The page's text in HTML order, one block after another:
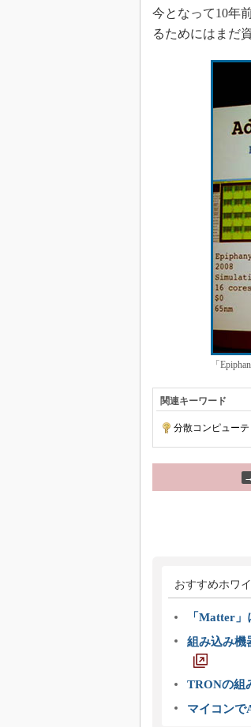
今となって10年
るためにはまだ
「
関連キーワード
分散コンピュー
→
おすすめホワ
「Matter
組み込み機
TRONの組
マイコンで